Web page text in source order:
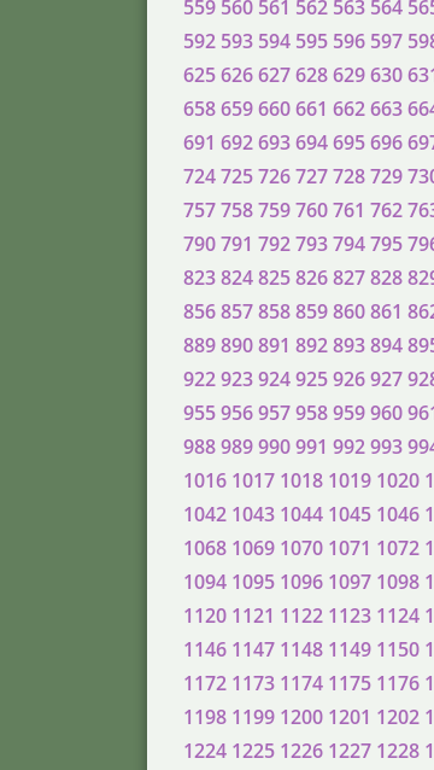
559 560 561 562 563 564
592 593 594 595 596 597
625626627628629630
658659660661 662663
691 692693694695696
724725726727728729
757758759760761 762
790791 792793794795
823824825826827828
856857858859860861
889890891 892893894
922923924925926927
955956957958959960
988989990991 992993
1016 1017 1018 1019 1020
1042 1043 1044 1045 1046
1068 1069 1070 1071 1072
1094 1095 1096 1097 1098
1120 1121 1122 1123 1124
1146 1147 1148 1149 1150
1172 1173 1174 1175 1176
1198 1199 1200 1201 1202
1224 1225 1226 1227 1228